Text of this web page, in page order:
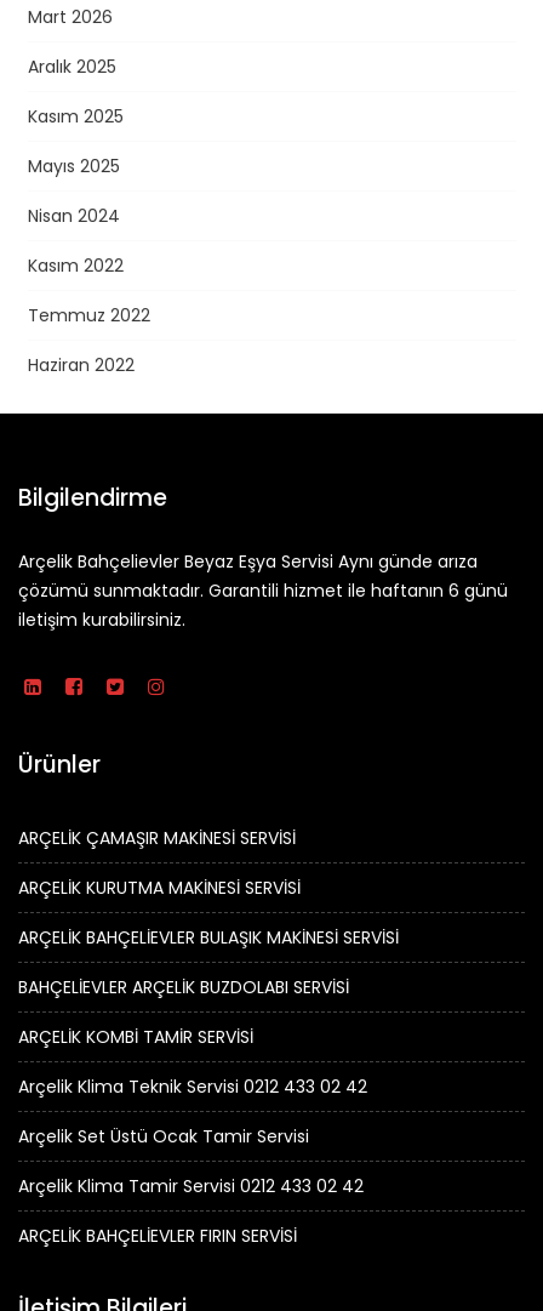
Mart 2026
Aralık 2025
Kasım 2025
Mayıs 2025
Nisan 2024
Kasım 2022
Temmuz 2022
Haziran 2022
Bilgilendirme
Arçelik Bahçelievler Beyaz Eşya Servisi Aynı günde arıza
çözümü sunmaktadır. Garantili hizmet ile haftanın 6 günü
iletişim kurabilirsiniz.
Ürünler
ARÇELİK ÇAMAŞIR MAKİNESİ SERVİSİ
ARÇELİK KURUTMA MAKİNESİ SERVİSİ
ARÇELİK BAHÇELİEVLER BULAŞIK MAKİNESİ SERVİSİ
BAHÇELİEVLER ARÇELİK BUZDOLABI SERVİSİ
ARÇELİK KOMBİ TAMİR SERVİSİ
Arçelik Klima Teknik Servisi 0212 433 02 42
Arçelik Set Üstü Ocak Tamir Servisi
Arçelik Klima Tamir Servisi 0212 433 02 42
ARÇELİK BAHÇELİEVLER FIRIN SERVİSİ